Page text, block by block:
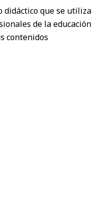
didáctico que se utiliza
de la educación
contenidos